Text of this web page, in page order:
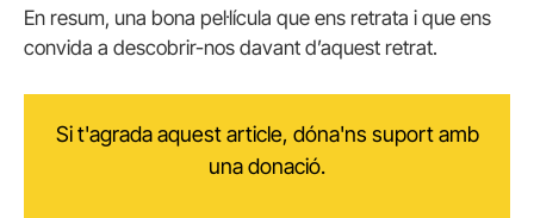
En resum, una bona pel·lícula que ens retrata i que ens
convida a descobrir-nos davant d’aquest retrat.
Si t'agrada aquest article, dóna'ns suport amb
una donació.